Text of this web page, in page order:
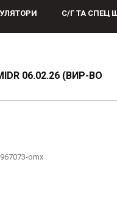
С/Г ТА СПЕЦ
06.02.26 (ВИР-ВО
omx